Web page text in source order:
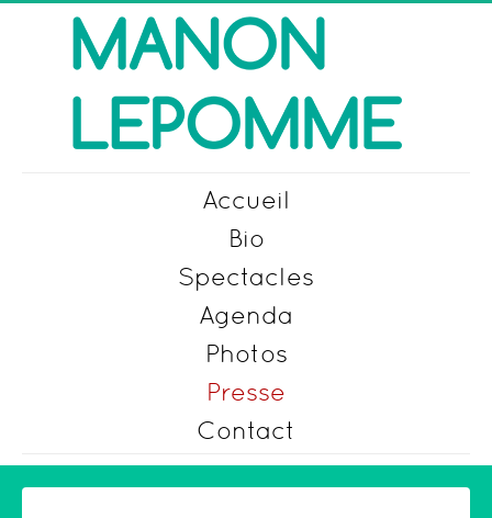
Accueil
Bio
Spectacles
Agenda
Photos
Presse
Contact